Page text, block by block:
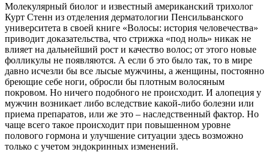
Молекулярный биолог и известный американский трихолог
Курт Стенн из отделения дерматологии Пенсильванского
университета в своей книге «Волосы: история человечества»
приводит доказательства, что стрижка «под ноль» никак не
влияет на дальнейший рост и качество волос; от этого новые
фолликулы не появляются. А если б это было так, то в мире
давно исчезли бы все лысые мужчины, а женщины, постоянно
бреющие себе ноги, обросли бы плотным волосяным
покровом. Но ничего подобного не происходит. И алопеция у
мужчин возникает либо вследствие какой-либо болезни или
приема препаратов, или же это – наследственный фактор. Но
чаще всего такое происходит при повышенном уровне
полового гормона и улучшение ситуации здесь возможно
только с учетом эндокринных изменений.